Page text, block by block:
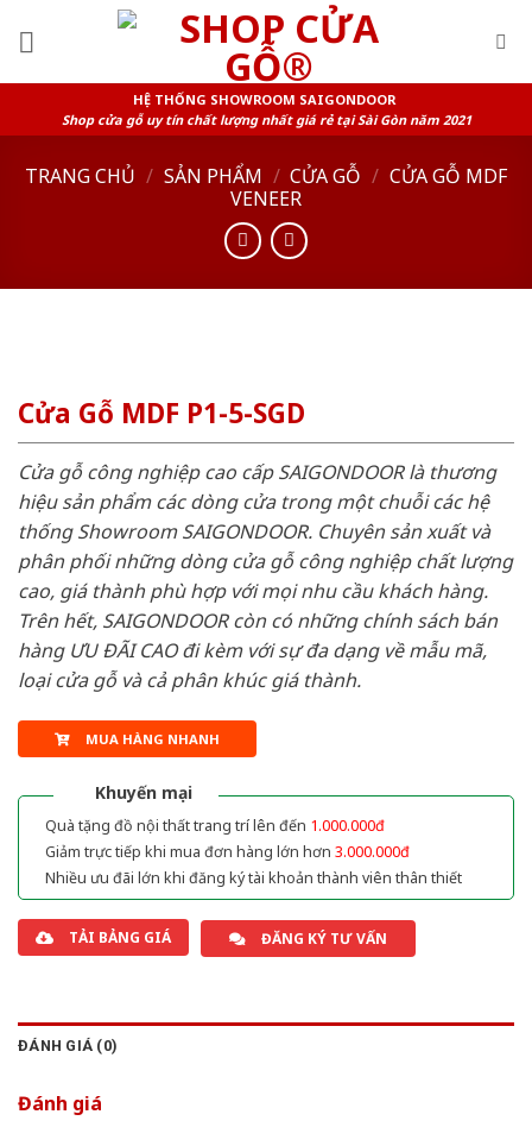
HỆ THỐNG SHOWROOM SAIGONDOOR
Shop cửa gỗ uy tín chất lượng nhất giá rẻ tại Sài Gòn năm 2021
TRANG CHỦ / SẢN PHẨM / CỬA GỖ / CỬA GỖ MDF
VENEER
Cửa Gỗ MDF P1-5-SGD
Cửa gỗ công nghiệp cao cấp SAIGONDOOR là thương
hiệu sản phẩm các dòng cửa trong một chuỗi các hệ
thống Showroom SAIGONDOOR. Chuyên sản xuất và
phân phối những dòng cửa gỗ công nghiệp chất lượng
cao, giá thành phù hợp với mọi nhu cầu khách hàng.
Trên hết, SAIGONDOOR còn có những chính sách bán
hàng ƯU ĐÃI CAO đi kèm với sự đa dạng về mẫu mã,
loại cửa gỗ và cả phân khúc giá thành.
MUA HÀNG NHANH
Khuyến mại
Quà tặng đồ nội thất trang trí lên đến 1.000.000đ
Giảm trực tiếp khi mua đơn hàng lớn hơn 3.000.000đ
Nhiều ưu đãi lớn khi đăng ký tài khoản thành viên thân thiết
TẢI BẢNG GIÁ ĐĂNG KÝ TƯ VẤN
ĐÁNH GIÁ (0)
Đánh giá